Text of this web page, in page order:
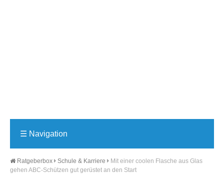
☰ Navigation
Ratgeberbox Schule & Karriere
Mit einer coolen Flasche aus Glas
gehen ABC-Schützen gut gerüstet an den Start